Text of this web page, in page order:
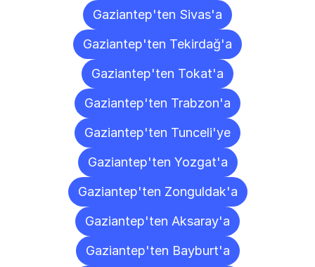
Gaziantep'ten Sivas'a
Gaziantep'ten Tekirdağ'a
Gaziantep'ten Tokat'a
Gaziantep'ten Trabzon'a
Gaziantep'ten Tunceli'ye
Gaziantep'ten Yozgat'a
Gaziantep'ten Zonguldak'a
Gaziantep'ten Aksaray'a
Gaziantep'ten Bayburt'a